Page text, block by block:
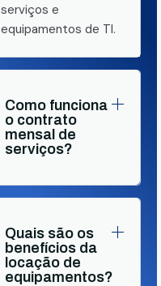
serviços e
equipamentos de TI.
Como funciona
o contrato
mensal de
serviços?
Quais são os
benefícios da
locação de
equipamentos?